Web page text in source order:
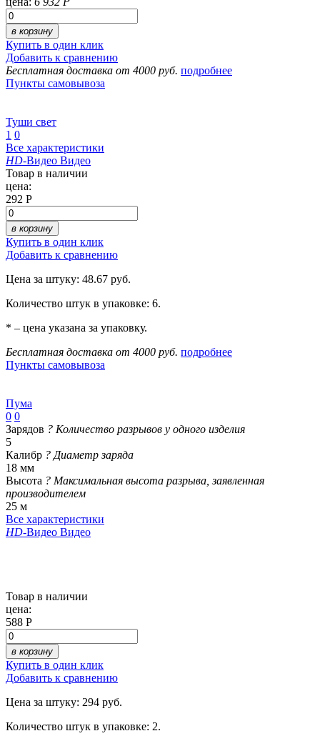
в корзину
Купить в один клик
Добавить к сравнению
Бесплатная доставка от 4000 руб. подробнее
Пункты самовывоза
Туши свет
1 0
Все характеристики
HD-Видео Видео
Товар в наличии
цена:
292 Р
в корзину
Купить в один клик
Добавить к сравнению
Цена за штуку: 48.67 руб.
Количество штук в упаковке: 6.
* – цена указана за упаковку.
Бесплатная доставка от 4000 руб. подробнее
Пункты самовывоза
Пума
0 0
Зарядов ? Количество разрывов у одного изделия
5
Калибр ? Диаметр заряда
18 мм
Высота ? Максимальная высота разрыва, заявленная
производителем
25 м
Все характеристики
HD-Видео Видео
Товар в наличии
цена:
588 Р
в корзину
Купить в один клик
Добавить к сравнению
Цена за штуку: 294 руб.
Количество штук в упаковке: 2.